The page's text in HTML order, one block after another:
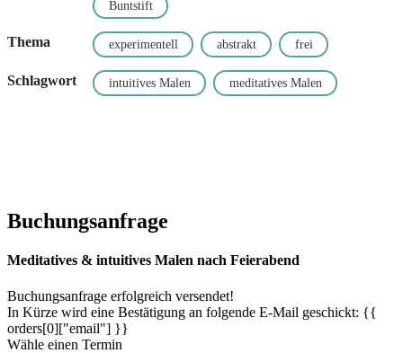
Buntstift
Thema experimentell abstrakt frei
Schlagwort intuitives Malen meditatives Malen
Buchungsanfrage
Meditatives & intuitives Malen nach Feierabend
Buchungsanfrage erfolgreich versendet!
In Kürze wird eine Bestätigung an folgende E-Mail geschickt: {{
orders[0]["email"] }}
Wähle einen Termin